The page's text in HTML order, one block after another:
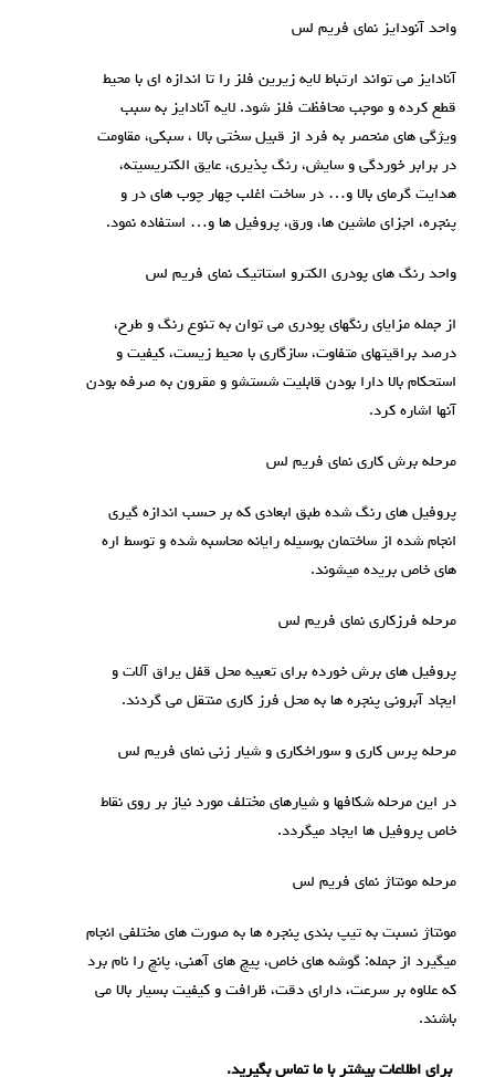
واحد آنودایز نمای فریم لس
آنادایز می تواند ارتباط لایه زیرین فلز را تا اندازه ای با محیط
قطع کرده و موجب محافظت فلز شود. لایه آنادایز به سبب
ویژگی های منحصر به فرد از قبیل سختی بالا ، سبکی، مقاومت
در برابر خوردگی و سایش، رنگ پذیری، عایق الکتریسیته،
هدایت گرمای بالا و… در ساخت اغلب چهار چوب های در و
پنجره، اجزای ماشین ها، ورق، پروفیل ها و… استفاده نمود.
واحد رنگ های پودری الکترو استاتیک نمای فریم لس
از جمله مزایای رنگهای پودری می توان به تنوع رنگ و طرح،
درصد براقیتهای متفاوت، سازگاری با محیط زیست، کیفیت و
استحکام بالا دارا بودن قابلیت شستشو و مقرون به صرفه بودن
آنها اشاره کرد.
مرحله برش کاری نمای فریم لس
پروفیل های رنگ شده طبق ابعادی که بر حسب اندازه گیری
انجام شده از ساختمان بوسیله رایانه محاسبه شده و توسط اره
های خاص بریده میشوند.
مرحله فرزکاری نمای فریم لس
پروفیل های برش خورده برای تعبیه محل قفل یراق آلات و
ایجاد آبرونی پنجره ها به محل فرز کاری منتقل می گردند.
مرحله پرس کاری و سوراخکاری و شیار زنی نمای فریم لس
در این مرحله شکافها و شیارهای مختلف مورد نیاز بر روی نقاط
خاص پروفیل ها ایجاد میگردد.
مرحله مونتاژ نمای فریم لس
مونتاژ نسبت به تیپ بندی پنجره ها به صورت های مختلفی انجام
میگیرد از جمله: گوشه های خاص، پیچ های آهنی، پانچ را نام برد
که علاوه بر سرعت، دارای دقت، ظرافت و کیفیت بسیار بالا می
باشند.
برای اطلاعات بیشتر با ما تماسبگیرید.